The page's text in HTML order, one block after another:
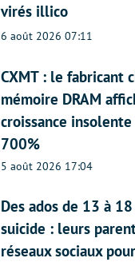
virés illico
6 août 2026 07:11
CXMT : le fabricant
mémoire DRAM
croissance
700%
5 août 2026 17:04
Des ados de 13 à
suicide : leurs
réseaux sociaux